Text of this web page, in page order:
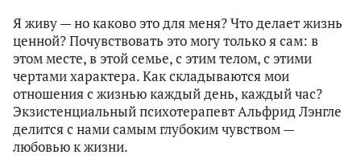
Я живу — но каково это для меня? Что делает жизнь
ценной? Почувствовать это могу только я сам: в
этом месте, в этой семье, с этим телом, с этими
чертами характера. Как складываются мои
отношения с жизнью каждый день, каждый час?
Экзистенциальный психотерапевт Альфрид Лэнгле
делится с нами самым глубоким чувством —
любовью к жизни.